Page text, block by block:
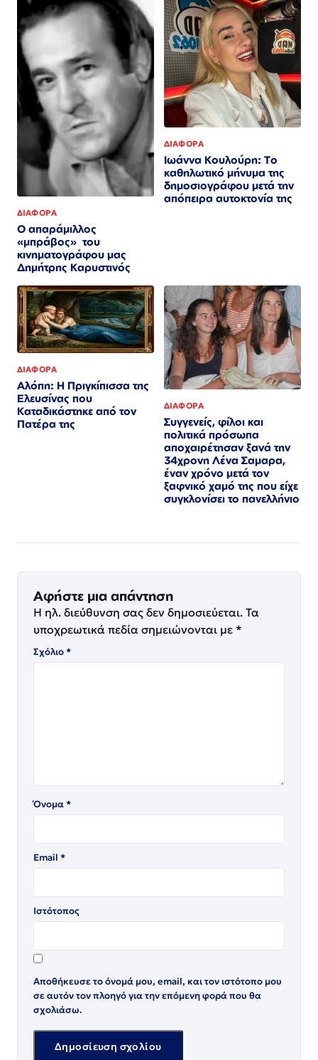
ΔΙΑΦΟΡΑ
Ο απαράμιλλος
«μπράβος» του
κινηματογράφου μας
Δημήτρης Καρυστινός
ΔΙΑΦΟΡΑ
Ιωάννα Κουλούρη: Το
καθηλωτικό μήνυμα της
δημοσιογράφου μετά την
απόπειρα αυτοκτονία της
ΔΙΑΦΟΡΑ
Αλόπη: Η Πριγκίπισσα της
Ελευσίνας που
Καταδικάστηκε από τον
Πατέρα της
ΔΙΑΦΟΡΑ
Συγγενείς, φίλοι και
πολιτικά πρόσωπα
αποχαιρέτησαν ξανά την
34χρονη Λένα Σαμαρα,
έναν χρόνο μετά τον
ξαφνικό χαμό της που είχε
συγκλονίσει το πανελλήνιο
Αφήστε μια απάντηση
Η ηλ. διεύθυνση σας δεν δημοσιεύεται. Τα
υποχρεωτικά πεδία σημειώνονται με *
Σχόλιο*
Όνομα*
Email *
Ιστότοπος
Αποθήκευσε το όνομά μου, email, και τον ιστότοπο μου
σε αυτόν τον πλοηγό για την επόμενη φορά που θα
σχολιάσω.